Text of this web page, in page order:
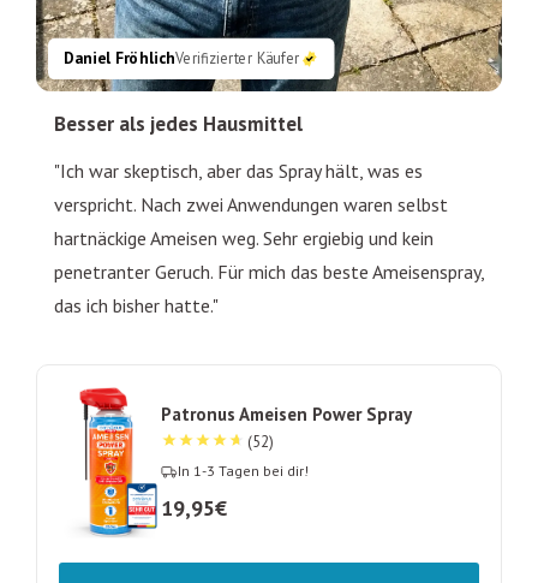
Besser als jedes Hausmittel
"Ich war skeptisch, aber das Spray hält, was es
verspricht. Nach zwei Anwendungen waren selbst
hartnäckige Ameisen weg. Sehr ergiebig und kein
penetranter Geruch. Für mich das beste Ameisenspray,
das ich bisher hatte."
Daniel FröhlichVerifizierter Käufer
Patronus Ameisen Power Spray
(52)
In 1-3 Tagen bei dir!
19,95€